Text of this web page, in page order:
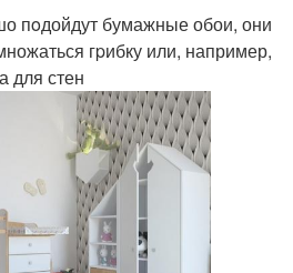
пoдойдут бумажные обои, они
гpибку или, например,
для стен